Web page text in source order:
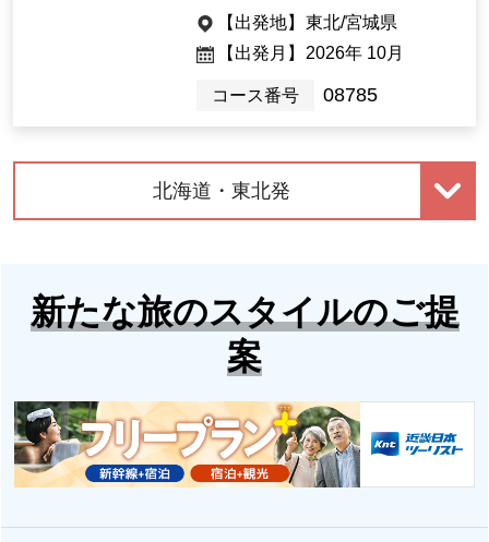
【出発地】 東北/宮城県
【出発月】 2026年 10月
コース番号 08785
北海道・東北発
新たな旅のスタイルのご提
案